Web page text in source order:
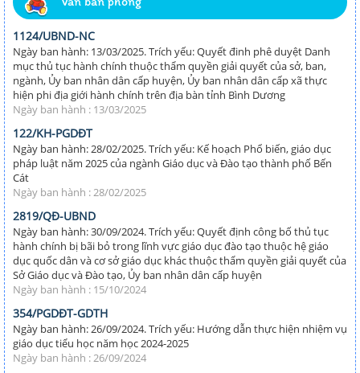
1124/UBND-NC
Ngày ban hành: 13/03/2025. Trích yếu: Quyết đinh phê duyệt Danh
mục thủ tục hành chính thuộc thẩm quyền giải quyết của sở, ban,
ngành, Ủy ban nhân dân cấp huyện, Ủy ban nhân dân cấp xã thực
hiện phi địa giới hành chính trên địa bàn tỉnh Bình Dương
Ngày ban hành : 13/03/2025
122/KH-PGDĐT
Ngày ban hành: 28/02/2025. Trích yếu: Kế hoạch Phổ biến, giáo dục
pháp luật năm 2025 của ngành Giáo dục và Đào tạo thành phố Bến
Cát
Ngày ban hành : 28/02/2025
2819/QĐ-UBND
Ngày ban hành: 30/09/2024. Trích yếu: Quyết định công bố thủ tục
hành chính bị bãi bỏ trong lĩnh vực giáo dục đào tạo thuộc hệ giáo
dục quốc dân và cơ sở giáo dục khác thuộc thẩm quyền giải quyết của
Sở Giáo dục và Đào tạo, Ủy ban nhân dân cấp huyện
Ngày ban hành : 15/10/2024
354/PGDĐT-GDTH
Ngày ban hành: 26/09/2024. Trích yếu: Hướng dẫn thực hiện nhiệm vụ
giáo dục tiểu học năm học 2024-2025
Ngày ban hành : 26/09/2024